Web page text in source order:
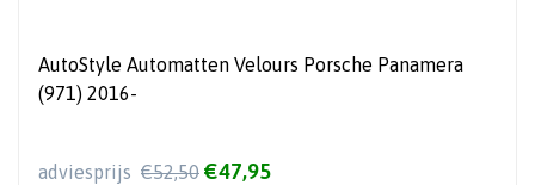
AutoStyle Automatten Velours Porsche Panamera
(971) 2016-
adviesprijs €52,50 €47,95